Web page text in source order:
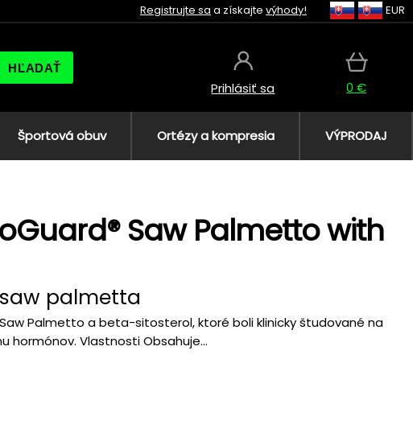
Registrujte sa a získajte výhody! EUR
HĽADAŤ
Prihlásiť sa 0 €
Športová obuv Ortézy a kompresia VÝPRODAJ
Saw Palmetto with
palmetta
Palmetto a beta-sitosterol, ktoré boli klinicky študované na
Vlastnosti Obsahuje...